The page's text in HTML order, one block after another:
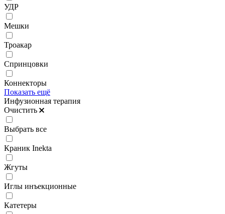
УДР
Мешки
Троакар
Спринцовки
Коннекторы
Показать ещё
Инфузионная терапия
Очистить
Выбрать все
Краник Inekta
Жгуты
Иглы инъекционные
Катетеры